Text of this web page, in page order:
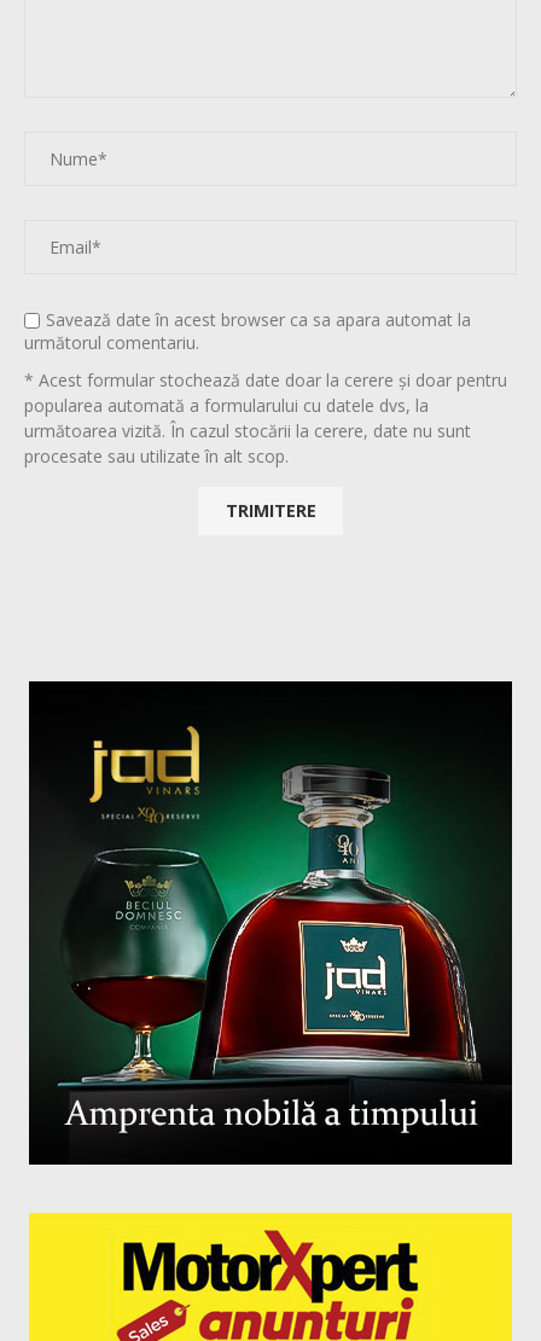
Savează date în acest browser ca sa apara automat la
următorul comentariu.
* Acest formular stochează date doar la cerere și doar pentru
popularea automată a formularului cu datele dvs, la
următoarea vizită. În cazul stocării la cerere, date nu sunt
procesate sau utilizate în alt scop.